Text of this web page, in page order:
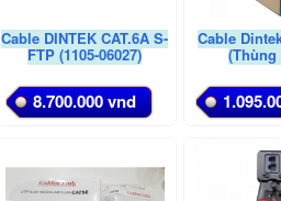
Cable DINTEK CAT.6A S-
FTP (1105-06027)
8.700.000 vnd
Cable
(Thùng